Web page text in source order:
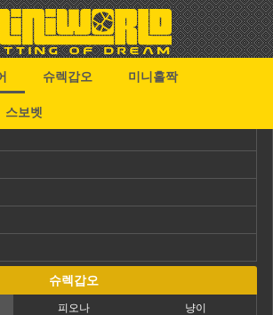
슈렉갑오
미니홀짝
스보벳
슈렉갑오
피오나 냥이